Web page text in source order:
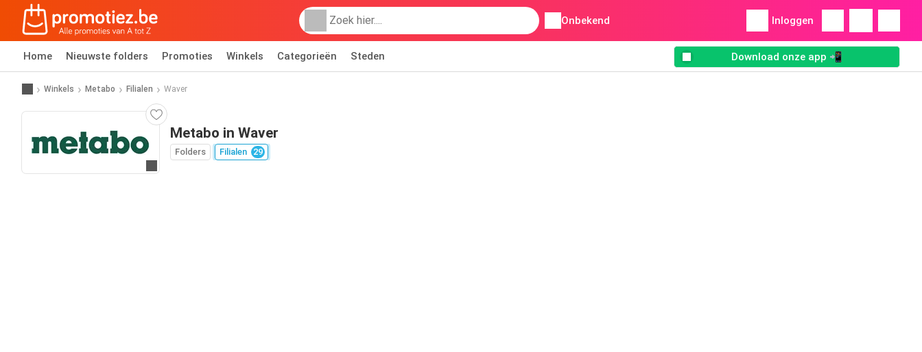
Onbekend Inloggen
Home Nieuwste folders Promoties Winkels Categorieën Steden Download onze app 📲
Winkels Metabo Filialen Waver
Metabo in Waver
Folders Filialen 29